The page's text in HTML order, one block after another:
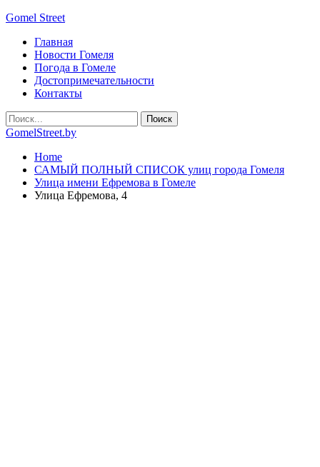
Gomel Street
Главная
Новости Гомеля
Погода в Гомеле
Достопримечательности
Контакты
GomelStreet.by
Home
САМЫЙ ПОЛНЫЙ СПИСОК улиц города Гомеля
Улица имени Ефремова в Гомеле
Улица Ефремова, 4